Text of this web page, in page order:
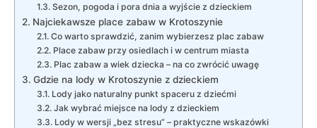
Sezon, pogoda i pora dnia a wyjście z dzieckiem
Najciekawsze place zabaw w Krotoszynie
Co warto sprawdzić, zanim wybierzesz plac zabaw
Place zabaw przy osiedlach i w centrum miasta
Plac zabaw a wiek dziecka – na co zwrócić uwagę
Gdzie na lody w Krotoszynie z dzieckiem
Lody jako naturalny punkt spaceru z dziećmi
Jak wybrać miejsce na lody z dzieckiem
Lody w wersji „bez stresu” – praktyczne wskazówki